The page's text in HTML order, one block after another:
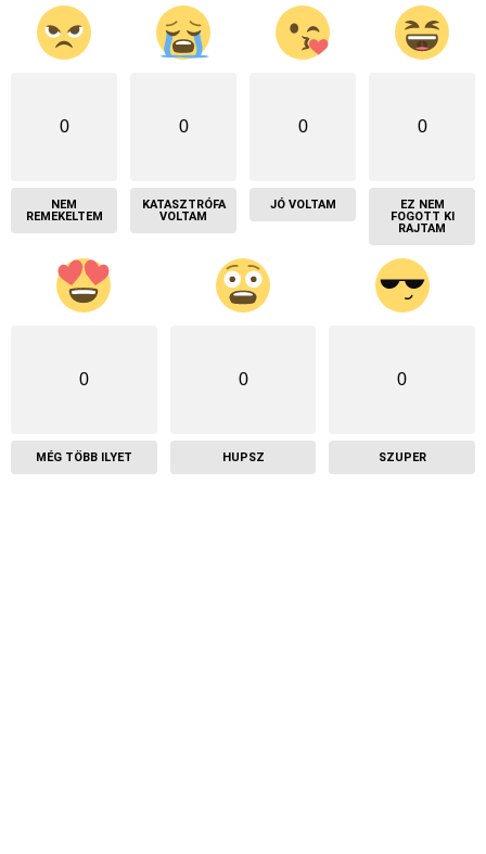
0
NEM
REMEKELTEM
0
KATASZTRÓFA
VOLTAM
0
JÓ VOLTAM
0
EZ NEM
FOGOTT KI
RAJTAM
0
MÉG TÖBB ILYET
0
HUPSZ
0
SZUPER